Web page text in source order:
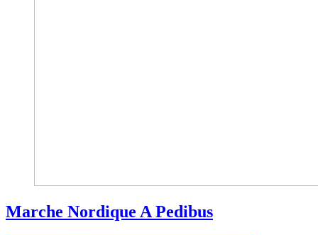
Marche Nordique A Pedibus